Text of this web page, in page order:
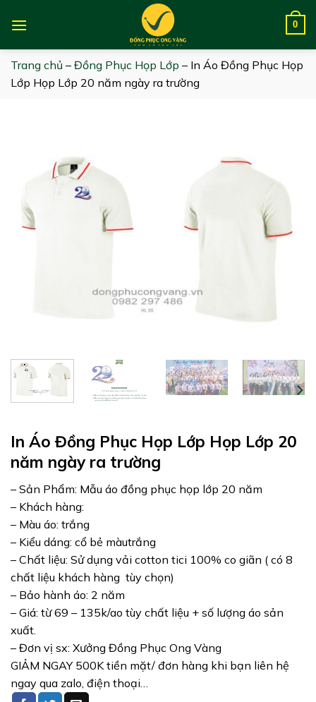
0
Trang chủ – Đồng Phục Họp Lớp – In Áo Đồng Phục Họp
Lớp Họp Lớp 20 năm ngày ra trường
In Áo Đồng Phục Họp Lớp Họp Lớp 20
năm ngày ra trường
– Sản Phẩm: Mẫu áo đồng phục họp lớp 20 năm
– Khách hàng:
– Màu áo: trắng
– Kiểu dáng: cổ bẻ màutrắng
– Chất liệu: Sử dụng vải cotton tici 100% co giãn ( có 8
chất liệu khách hàng tùy chọn)
– Bảo hành áo: 2 năm
– Giá: từ 69 – 135k/ao tùy chất liệu + số lượng áo sản
xuất.
– Đơn vị sx: Xưởng Đồng Phục Ong Vàng
GIẢM NGAY 500K tiền mặt/ đơn hàng khi bạn liên hệ
ngay qua zalo, điện thoại…